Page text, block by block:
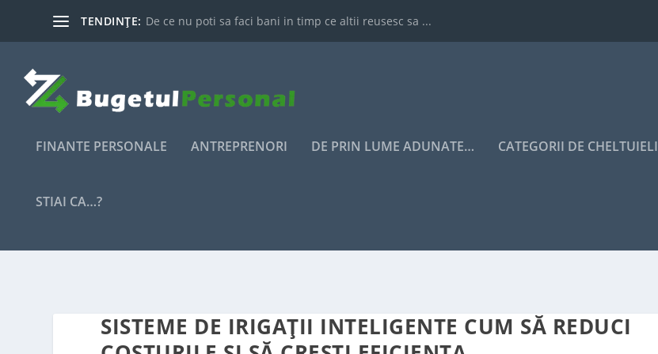
TENDINȚE: De ce nu poti sa faci bani in timp ce altii reusesc sa ...
FINANTE PERSONALE ANTREPRENORI DE PRIN LUME ADUNATE… CATEGORII DE CHELTUIELI
STIAI CA…?
SISTEME DE IRIGAȚII INTELIGENTE CUM SĂ REDUCI